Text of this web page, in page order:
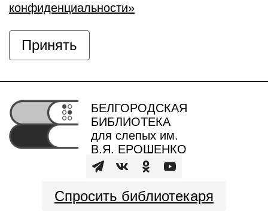
конфиденциальности»
Принять
БЕЛГОРОДСКАЯ
БИБЛИОТЕКА
для слепых им.
В.Я. ЕРОШЕНКО
Спросить библиотекаря